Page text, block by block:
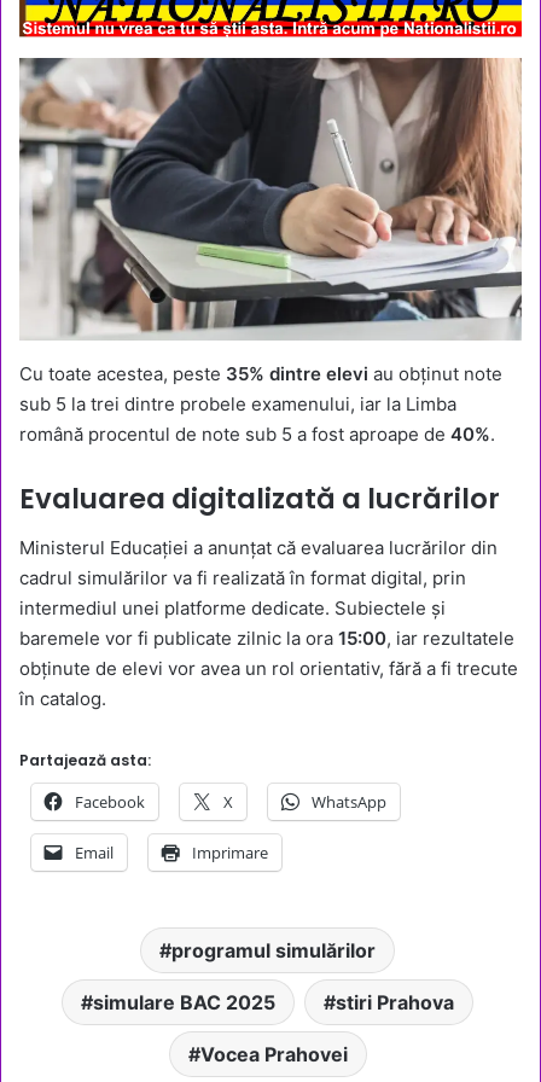
Cu toate acestea, peste 35% dintre elevi au obținut note
sub 5 la trei dintre probele examenului, iar la Limba
română procentul de note sub 5 a fost aproape de 40%.
Evaluarea digitalizată a lucrărilor
Ministerul Educației a anunțat că evaluarea lucrărilor din
cadrul simulărilor va fi realizată în format digital, prin
intermediul unei platforme dedicate. Subiectele și
baremele vor fi publicate zilnic la ora 15:00, iar rezultatele
obținute de elevi vor avea un rol orientativ, fără a fi trecute
în catalog.
Partajează asta:
Facebook X WhatsApp
Email Imprimare
programul simulărilor
simulare BAC 2025 stiri Prahova
Vocea Prahovei